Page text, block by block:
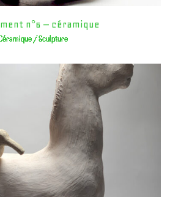
n°6 – céramique
/ Sculpture